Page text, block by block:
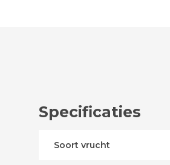
Specificaties
Soort vrucht